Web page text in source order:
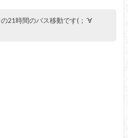
21時間のバス移動です(；´∀